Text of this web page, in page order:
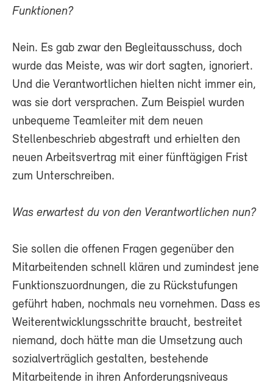
Funktionen?
Nein. Es gab zwar den Begleitausschuss, doch
wurde das Meiste, was wir dort sagten, ignoriert.
Und die Verantwortlichen hielten nicht immer ein,
was sie dort versprachen. Zum Beispiel wurden
unbequeme Teamleiter mit dem neuen
Stellenbeschrieb abgestraft und erhielten den
neuen Arbeitsvertrag mit einer fünftägigen Frist
zum Unterschreiben.
Was erwartest du von den Verantwortlichen nun?
Sie sollen die offenen Fragen gegenüber den
Mitarbeitenden schnell klären und zumindest jene
Funktionszuordnungen, die zu Rückstufungen
geführt haben, nochmals neu vornehmen. Dass es
Weiterentwicklungsschritte braucht, bestreitet
niemand, doch hätte man die Umsetzung auch
sozialverträglich gestalten, bestehende
Mitarbeitende in ihren Anforderungsniveaus